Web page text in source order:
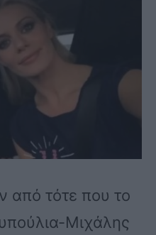
από τότε που το
Μιχάλης